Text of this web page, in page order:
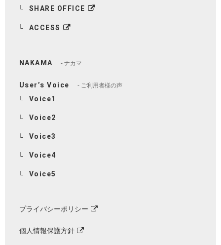
SHARE OFFICE
ACCESS
NAKAMA ナカマ
User’s Voice ご利用者様の声
Voice1
Voice2
Voice3
Voice4
Voice5
プライバシーポリシー
個人情報保護方針